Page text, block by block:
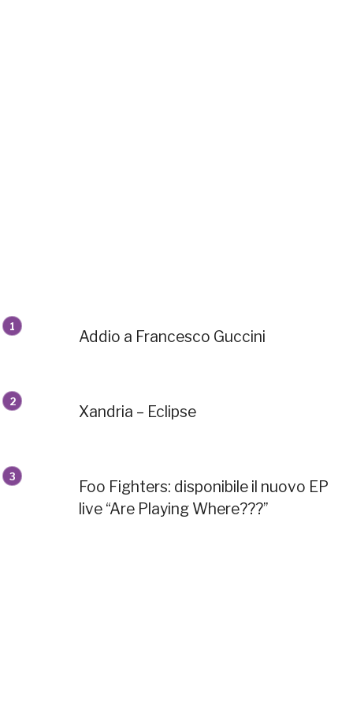
Addio a Francesco Guccini
Xandria – Eclipse
Foo Fighters: disponibile il nuovo EP
live “Are Playing Where???”